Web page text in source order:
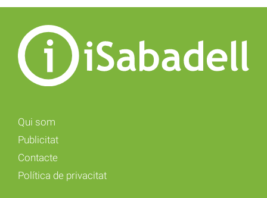
Qui som
Publicitat
Contacte
Política de privacitat